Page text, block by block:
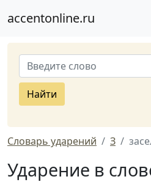
accentonline.ru
Найти
Словарь ударений З
Ударение в